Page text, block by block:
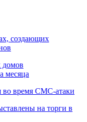
создающих
домов
месяца
во время СМС-атаки
на торги в